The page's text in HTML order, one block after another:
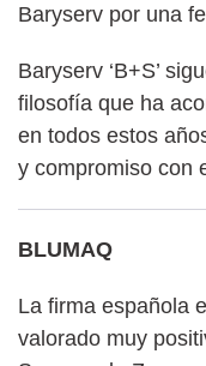
Baryserv por una
Baryserv ‘B+S’
filosofía que ha
en todos estos
y compromiso con
BLUMAQ
La firma española
valorado muy